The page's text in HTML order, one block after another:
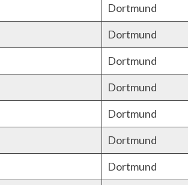
Dortmund
Dortmund
Dortmund
Dortmund
Dortmund
Dortmund
Dortmund